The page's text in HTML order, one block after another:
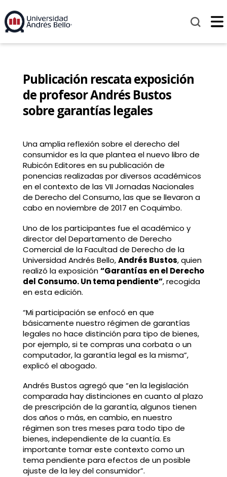
Publicación rescata exposición
de profesor Andrés Bustos
sobre garantías legales
Una amplia reflexión sobre el derecho del
consumidor es la que plantea el nuevo libro de
Rubicón Editores en su publicación de
ponencias realizadas por diversos académicos
en el contexto de las VII Jornadas Nacionales
de Derecho del Consumo, las que se llevaron a
cabo en noviembre de 2017 en Coquimbo.
Uno de los participantes fue el académico y
director del Departamento de Derecho
Comercial de la Facultad de Derecho de la
Universidad Andrés Bello,Andrés Bustos, quien
realizó la exposición“Garantías en el Derecho
del Consumo. Un tema pendiente”, recogida
en esta edición.
“Mi participación se enfocó en que
básicamente nuestro régimen de garantías
legales no hace distinción para tipo de bienes,
por ejemplo, si te compras una corbata o un
computador, la garantía legal es la misma”,
explicó el abogado.
Andrés Bustos agregó que “en la legislación
comparada hay distinciones en cuanto al plazo
de prescripción de la garantía, algunos tienen
dos años o más, en cambio, en nuestro
régimen son tres meses para todo tipo de
bienes, independiente de la cuantía. Es
importante tomar este contexto como un
tema pendiente para efectos de un posible
ajuste de la ley del consumidor”.